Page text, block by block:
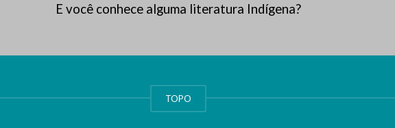
E você conhece alguma literatura Indígena?
TOPO